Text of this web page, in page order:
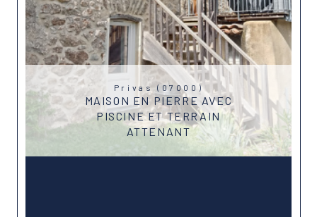
Privas (07000)
MAISON EN PIERRE AVEC
PISCINE ET TERRAIN
ATTENANT